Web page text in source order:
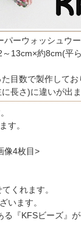
パーウォッシュウ
13cm×約8cm(平
目数で製作して
長さ)に違いが出
す。
像4枚目>
くれます。
います。
『KFSビーズ』が